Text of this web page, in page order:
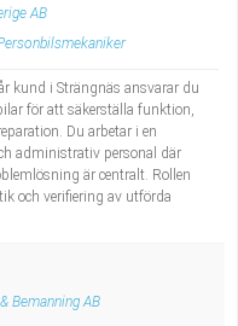
AB
kund i Strängnäs ansvarar du
för att säkerställa funktion,
Du arbetar i en
administrativ personal där
är centralt. Rollen
och verifiering av utförda
Bemanning AB